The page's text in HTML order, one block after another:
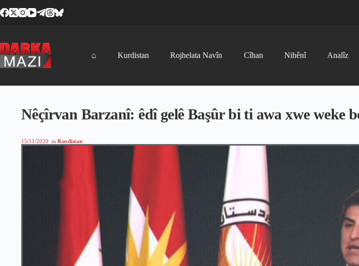
to
⌂ Kurdistan Rojhelata Navîn Cîhan Nihênî Analîz
Nêçîrvan Barzanî: êdî gelê Başûr bi ti awa xwe weke
15/11/2020 in Kurdistan